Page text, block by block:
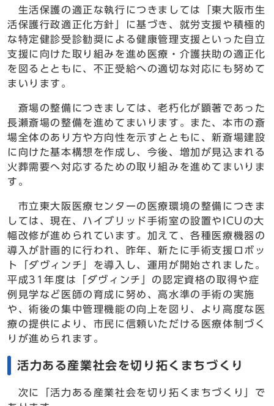
生活保護の適正な執行につきましては「東大阪市生
活保護行政適正化方針」に基づき、就労支援や積極的
な特定健診受診勧奨による健康管理支援といった自立
支援に向けた取り組みを進め医療・介護扶助の適正化
を図るとともに、不正受給への適切な対応にも努めて
まいります。
斎場の整備につきましては、老朽化が顕著であった
長瀬斎場の整備を進めてまいります。また、本市の斎
場全体のあり方や方向性を示すとともに、新斎場建設
に向けた基本構想を作成し、今後、増加が見込まれる
火葬需要へ対応するための取り組みを進めてまいりま
す。
市立東大阪医療センターの医療環境の整備につきま
しては、現在、ハイブリッド手術室の設置やICUの大
幅改修が進められています。加えて、各種医療機器の
導入が計画的に行われ、昨年、新たに手術支援ロボッ
ト「ダヴィンチ」を導入し、運用が開始されました。
平成31年度は「ダヴィンチ」の認定資格の取得や症
例見学など医師の育成に努め、高水準の手術の実施
や、術後の集中管理機能の向上を図り、より高度な医
療の提供により、市民に信頼いただける医療体制づく
りが進められます。
活力ある産業社会を切り拓くまちづくり
次に「活力ある産業社会を切り拓くまちづくり」で